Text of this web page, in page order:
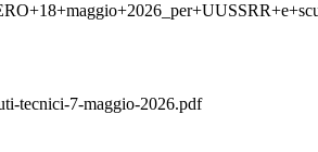
tecnici-7-maggio-2026.pdf